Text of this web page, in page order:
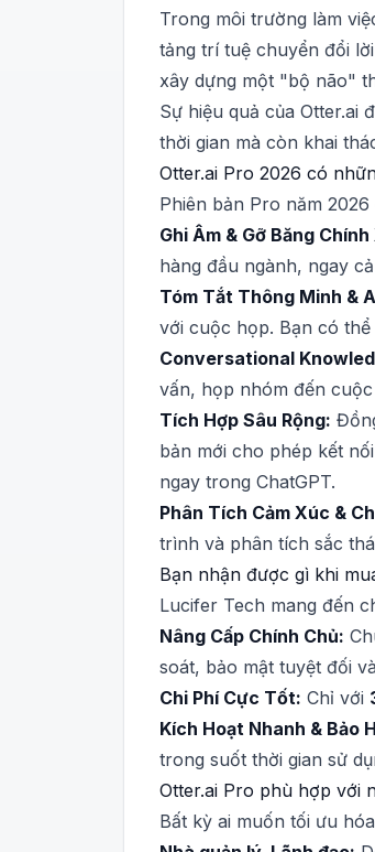
Trong môi trường làm
tảng trí tuệ chuyển đổi
xây dựng một "bộ não"
Sự hiệu quả của Otter.ai
thời gian mà còn khai
Otter.ai Pro 2026 có
Phiên bản Pro năm
Ghi Âm & Gỡ Băng Chính
hàng đầu ngành, ngay
Tóm Tắt Thông Minh &
với cuộc họp. Bạn có
Conversational
vấn, họp nhóm đến
Tích Hợp Sâu Rộng:
bản mới cho phép kết
ngay trong ChatGPT.
Phân Tích Cảm Xúc &
trình và phân tích sắc
Bạn nhận được gì khi
Lucifer Tech mang đến
Nâng Cấp Chính Chủ:
soát, bảo mật tuyệt đối
Chi Phí Cực Tốt: Chỉ với
Kích Hoạt Nhanh & Bảo
trong suốt thời gian sử
Otter.ai Pro phù hợp với
Bất kỳ ai muốn tối ưu